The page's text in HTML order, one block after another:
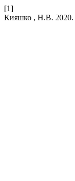
[1]
Кияшко , Н.В. 2020.